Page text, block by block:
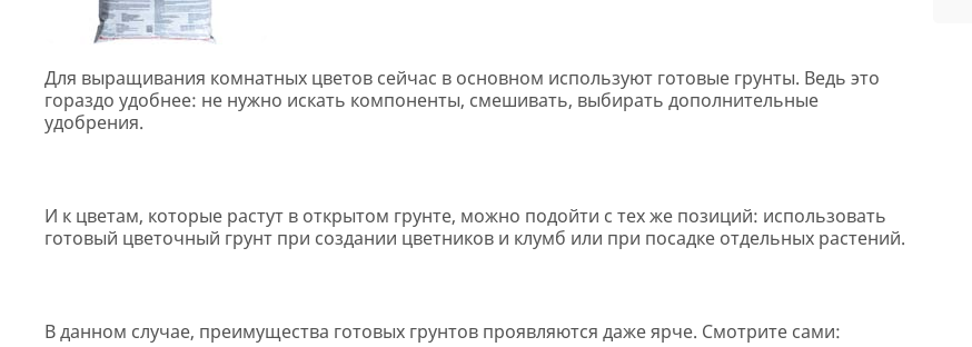
Для выращивания комнатных цветов сейчас в основном используют готовые грунты. Ведь это
гораздо удобнее: не нужно искать компоненты, смешивать, выбирать дополнительные
удобрения.
И к цветам, которые растут в открытом грунте, можно подойти с тех же позиций: использовать
готовый цветочный грунт при создании цветников и клумб или при посадке отдельных растений.
В данном случае, преимущества готовых грунтов проявляются даже ярче. Смотрите сами: